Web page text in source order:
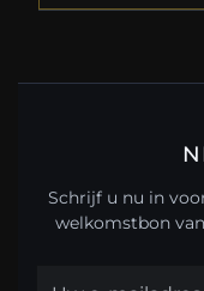
Schrijf u nu in
welkomstbon